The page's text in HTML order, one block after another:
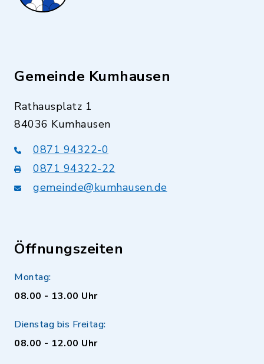
Gemeinde Kumhausen
Rathausplatz 1
84036 Kumhausen
0871 94322-0
0871 94322-22
gemeinde@kumhausen.de
Öffnungszeiten
Montag:
08.00 - 13.00 Uhr
Dienstag bis Freitag:
08.00 - 12.00 Uhr